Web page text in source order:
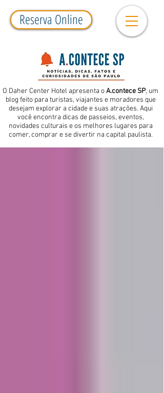
Reserva Online
O Daher Center Hotel apresenta oA.contece SP, um
blog feito para turistas, viajantes e moradores que
desejam explorar a cidade e suas atrações. Aqui
você encontra dicas de passeios, eventos,
novidades culturais e os melhores lugares para
comer, comprar e se divertir na capital paulista.